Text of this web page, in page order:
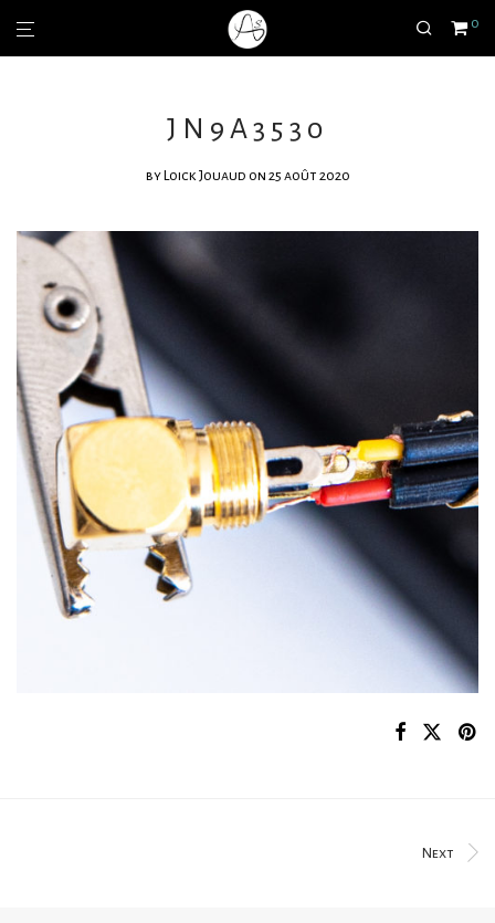
0
JN9A3530
by Loick Jouaud on 25 août 2020
Next